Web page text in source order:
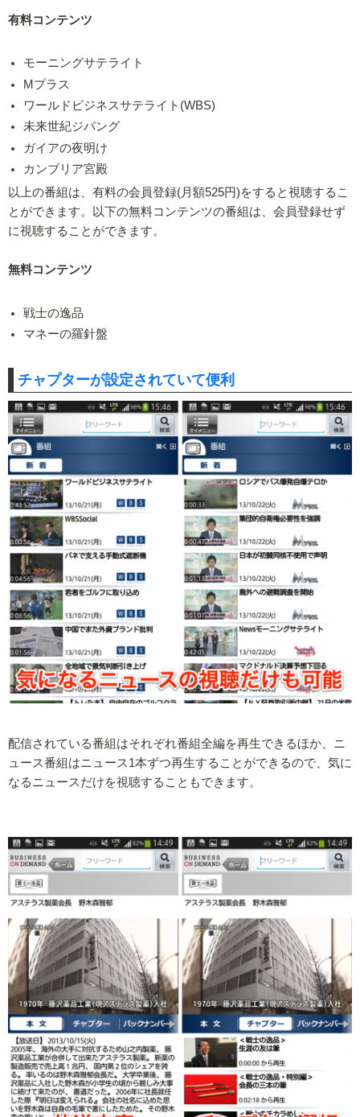
有料コンテンツ
モーニングサテライト
Mプラス
ワールドビジネスサテライト(WBS)
未来世紀ジパング
ガイアの夜明け
カンブリア宮殿
以上の番組は、有料の会員登録(月額525円)をすると視聴するこ
とができます。以下の無料コンテンツの番組は、会員登録せず
に視聴することができます。
無料コンテンツ
戦士の逸品
マネーの羅針盤
チャプターが設定されていて便利
配信されている番組はそれぞれ番組全編を再生できるほか、ニ
ュース番組はニュース1本ずつ再生することができるので、気に
なるニュースだけを視聴することもできます。